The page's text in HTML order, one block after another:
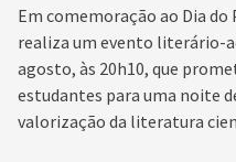
Em comemoração ao Dia do
realiza um evento literário-
agosto, às 20h10, que
estudantes para uma noite
valorização da literatura